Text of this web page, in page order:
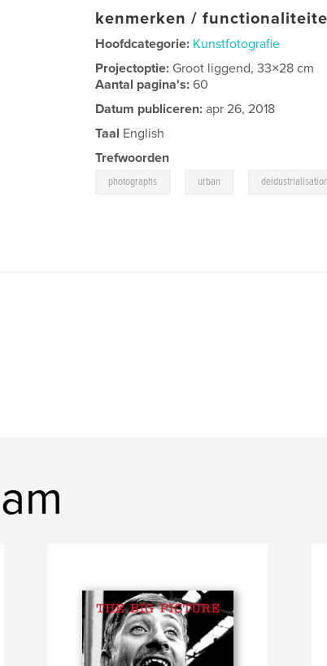
kenmerken /
Hoofdcategorie: Kunstfotografie
Projectoptie: Groot liggend, 33×28 cm
Aantal pagina's:60
Datum publiceren: apr 26, 2018
Taal English
Trefwoorden
photographs urban deidustrialisation